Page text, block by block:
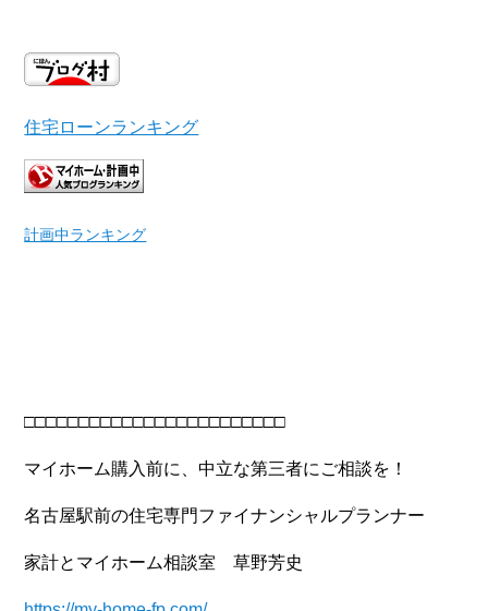
住宅ローンランキング
計画中ランキング
□□□□□□□□□□□□□□□□□□□□□□□□
マイホーム購入前に、中立な第三者にご相談を！
名古屋駅前の住宅専門ファイナンシャルプランナー
家計とマイホーム相談室 草野芳史